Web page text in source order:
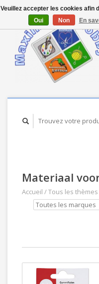
Materiaal
Accueil /Tous les thèmes
Veuillez accepter les cookies afin
Oui
Non En